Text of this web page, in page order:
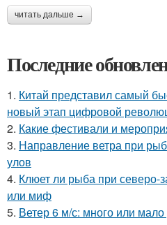
читать дальше →
Последние
1. Китай представил самый
новый этап цифровой
2. Какие фестивали и
3. Направление ветра при
улов
4. Клюет ли рыба при северо-
или миф
5. Ветер 6 м/с: много или